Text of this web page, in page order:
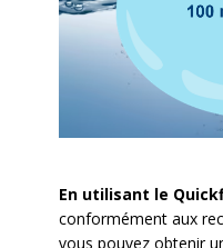
En utilisant le
conformément aux
vous pouvez obtenir